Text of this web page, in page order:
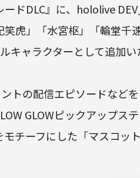
ードDLC』に、hololive
笑虎」「水宮枢」「輪堂千
キャラクターとして追加
ントの配信エピソードなど
GLOWピックアップス
チーフにした「マスコッ